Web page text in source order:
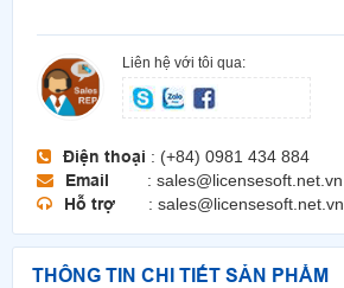
Liên hệ với tôi qua:
Điện thoại : (+84) 0981 434 884
Email
: sales@licensesoft.net.vn
Hỗ trợ
: sales@licensesoft.net.vn
THÔNG TIN CHI TIẾT SẢN PHẨM